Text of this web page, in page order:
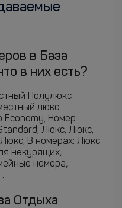
в База
в них есть?
Полулюкс
люкс
Economy, Номер
Люкс, Люкс,
В номерах: Люкс
некурящих;
номера;
Отдыха